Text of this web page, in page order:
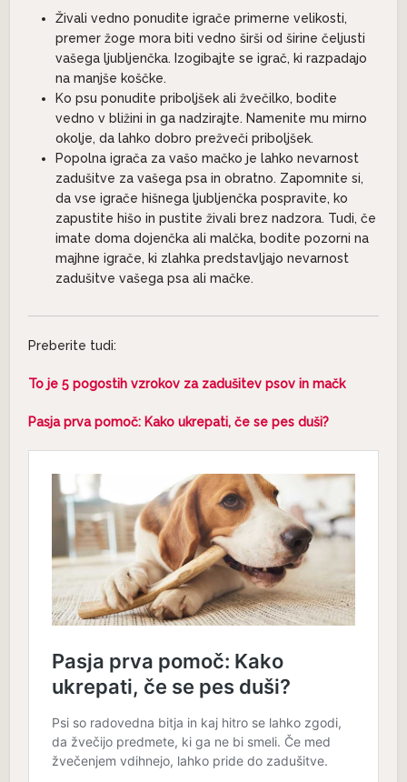
Živali vedno ponudite igrače primerne velikosti,
premer žoge mora biti vedno širši od širine čeljusti
vašega ljubljenčka. Izogibajte se igrač, ki razpadajo
na manjše koščke.
Ko psu ponudite priboljšek ali žvečilko, bodite
vedno v bližini in ga nadzirajte. Namenite mu mirno
okolje, da lahko dobro prežveči priboljšek.
Popolna igrača za vašo mačko je lahko nevarnost
zadušitve za vašega psa in obratno. Zapomnite si,
da vse igrače hišnega ljubljenčka pospravite, ko
zapustite hišo in pustite živali brez nadzora. Tudi, če
imate doma dojenčka ali malčka, bodite pozorni na
majhne igrače, ki zlahka predstavljajo nevarnost
zadušitve vašega psa ali mačke.
Preberite tudi:
To je 5 pogostih vzrokov za zadušitev psov in mačk
Pasja prva pomoč: Kako ukrepati, če se pes duši?